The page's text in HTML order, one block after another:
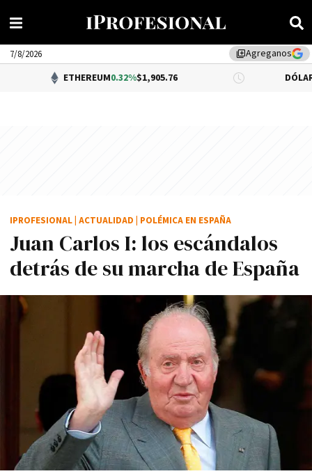
library_addAgreganos
7/8/2026
ETHEREUM0.32%$1,905.76 DÓLAR BNA
Juan Carlos I: los escándalos
detrás de su marcha de España
IPROFESIONAL ACTUALIDAD POLÉMICA EN ESPAÑA